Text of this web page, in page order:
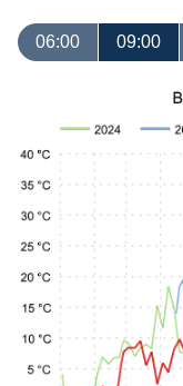
06:00 09:00